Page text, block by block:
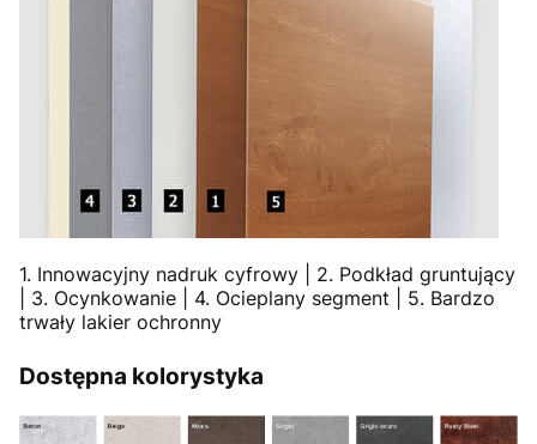
1. Innowacyjny nadruk cyfrowy | 2. Podkład gruntujący
| 3. Ocynkowanie | 4. Ocieplany segment | 5. Bardzo
trwały lakier ochronny
Dostępna kolorystyka